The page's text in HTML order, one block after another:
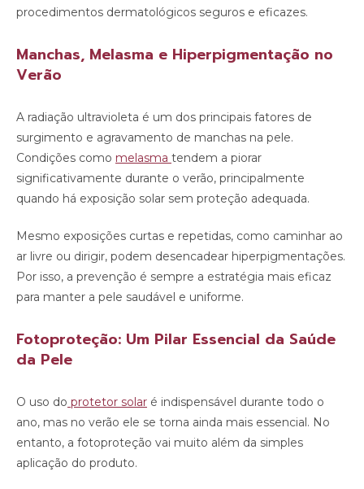
procedimentos dermatológicos seguros e eficazes.
Manchas, Melasma e Hiperpigmentação no
Verão
A radiação ultravioleta é um dos principais fatores de
surgimento e agravamento de manchas na pele.
Condições como melasma tendem a piorar
significativamente durante o verão, principalmente
quando há exposição solar sem proteção adequada.
Mesmo exposições curtas e repetidas, como caminhar ao
ar livre ou dirigir, podem desencadear hiperpigmentações.
Por isso, a prevenção é sempre a estratégia mais eficaz
para manter a pele saudável e uniforme.
Fotoproteção: Um Pilar Essencial da Saúde
da Pele
O uso do protetor solar é indispensável durante todo o
ano, mas no verão ele se torna ainda mais essencial. No
entanto, a fotoproteção vai muito além da simples
aplicação do produto.